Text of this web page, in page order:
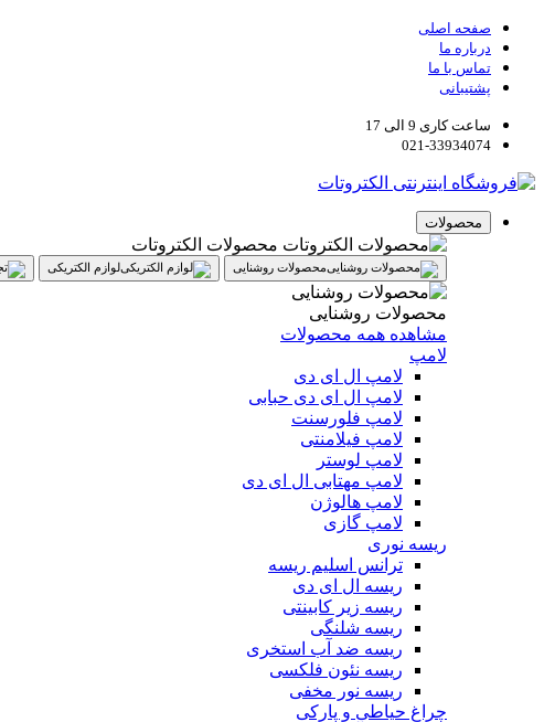
صفحه اصلی
درباره ما
تماس با ما
پشتیبانی
ساعت کاری 9 الی 17
021-33934074
محصولات
محصولات الکتروتات
محصولات روشنایی لوازم الکتریکی
محصولات روشنایی
مشاهده همه محصولات
لامپ
لامپ ال ای دی
لامپ ال ای دی حبابی
لامپ فلورسنت
لامپ فیلامنتی
لامپ لوستر
لامپ مهتابی ال ای دی
لامپ هالوژن
لامپ گازی
ریسه نوری
ترانس اسلیم ریسه
ریسه ال ای دی
ریسه زیر کابینتی
ریسه شلنگی
ریسه ضد آب استخری
ریسه نئون فلکسی
ریسه نور مخفی
چراغ حیاطی و پارکی